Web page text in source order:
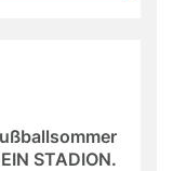
STADION.